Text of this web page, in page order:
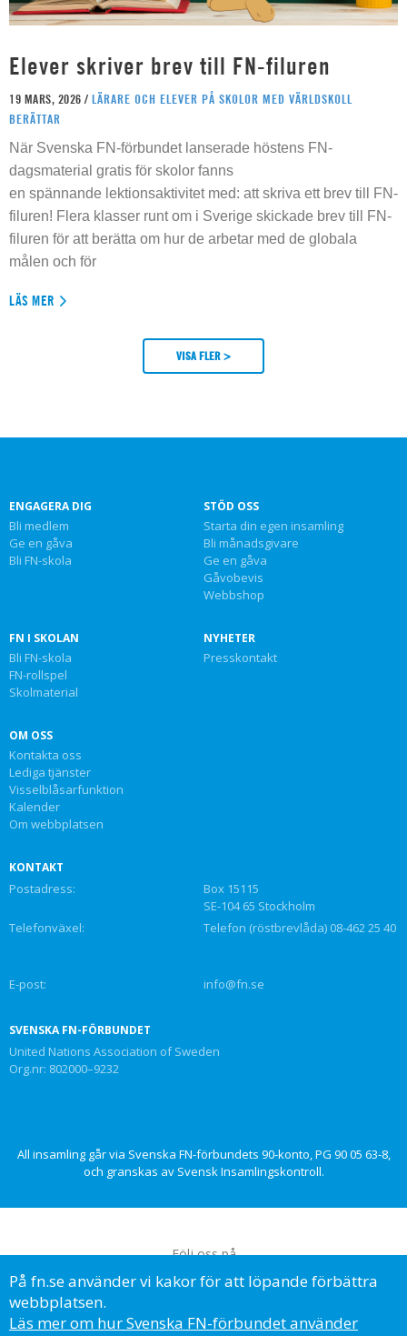
Elever skriver brev till FN-filuren
19 MARS, 2026 / LÄRARE OCH ELEVER PÅ SKOLOR MED VÄRLDSKOLL
BERÄTTAR
När Svenska FN-förbundet lanserade höstens FN-
dagsmaterial gratis för skolor fanns
en spännande lektionsaktivitet med: att skriva ett brev till FN-
filuren! Flera klasser runt om i Sverige skickade brev till FN-
filuren för att berätta om hur de arbetar med de globala
målen och för
LÄS MER
VISA FLER >
ENGAGERA DIG
Bli medlem
Ge en gåva
Bli FN-skola
STÖD OSS
Starta din egen insamling
Bli månadsgivare
Ge en gåva
Gåvobevis
Webbshop
FN I SKOLAN
Bli FN-skola
FN-rollspel
Skolmaterial
NYHETER
Presskontakt
OM OSS
Kontakta oss
Lediga tjänster
Visselblåsarfunktion
Kalender
Om webbplatsen
KONTAKT
Postadress:
Box 15115
SE-104 65 Stockholm
Telefonväxel:
Telefon (röstbrevlåda) 08-462 25 40
E-post: info@fn.se
SVENSKA FN-FÖRBUNDET
United Nations Association of Sweden
Org.nr: 802000–9232
All insamling går via Svenska FN-förbundets 90-konto, PG 90 05 63-8,
och granskas av Svensk Insamlingskontroll.
Följ oss på
På fn.se använder vi kakor för att löpande förbättra
webbplatsen.
Läs mer om hur Svenska FN-förbundet använder